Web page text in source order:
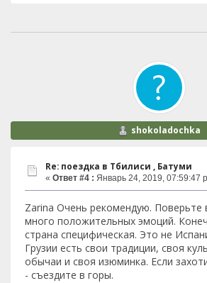
shokoladochka
Re: поездка в Тбилиси , Батуми
« Ответ #4 : Январь 24, 2019, 07:59:47
Zarina Очень рекомендую. Поверьте
много положительных эмоций.
страна специфическая. Это не
Грузии есть свои традиции, своя
обычаи и своя изюминка. Если
- съездите в горы.